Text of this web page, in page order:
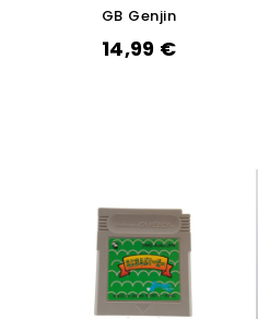
GB Genjin
14,99 €